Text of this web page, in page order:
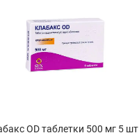
OD таблетки 500 мг 5 шт